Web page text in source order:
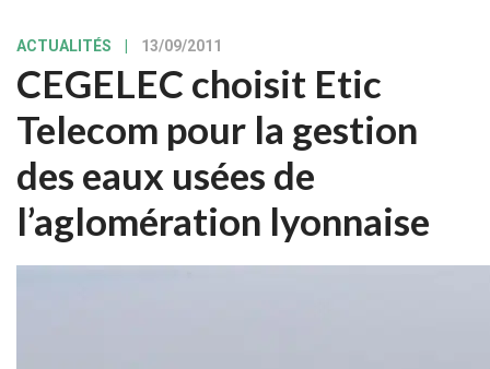
ACTUALITÉS 13/09/2011
CEGELEC choisit Etic
Telecom pour la gestion
des eaux usées de
l’aglomération lyonnaise